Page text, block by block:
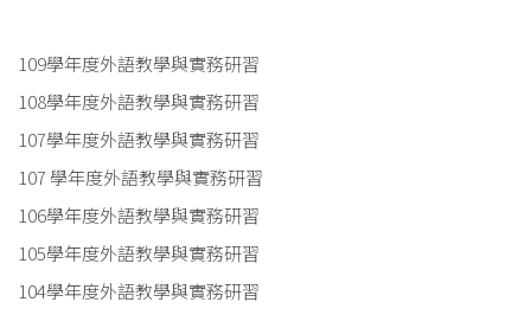
109學年度外語教學與實務研習
108學年度外語教學與實務研習
107學年度外語教學與實務研習
107 學年度外語教學與實務研習
106學年度外語教學與實務研習
105學年度外語教學與實務研習
104學年度外語教學與實務研習